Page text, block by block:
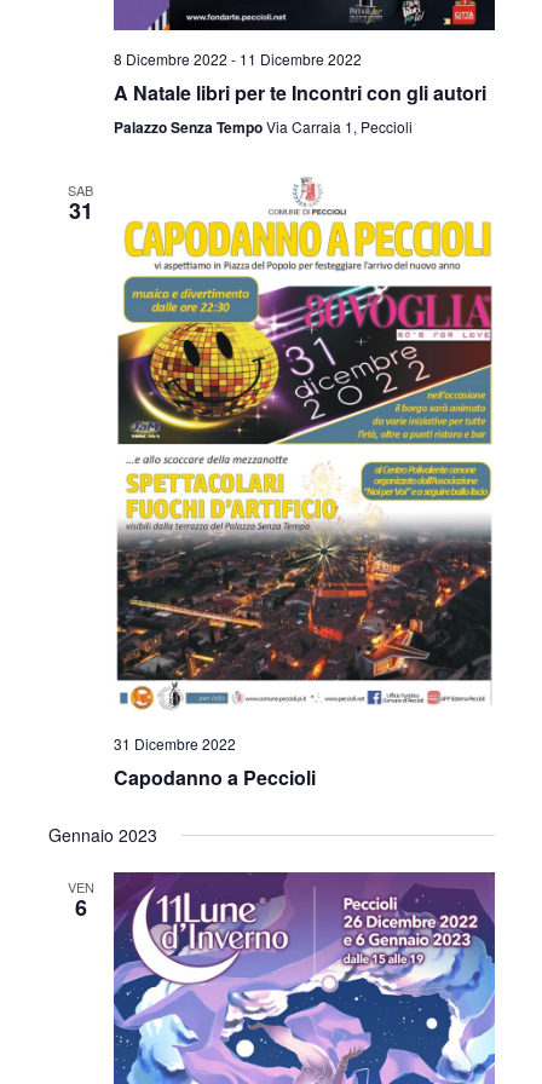
8 Dicembre 2022 - 11 Dicembre 2022
A Natale libri per te Incontri con gli autori
Palazzo Senza TempoVia Carraia 1, Peccioli
SAB
31
31 Dicembre 2022
Capodanno a Peccioli
Gennaio 2023
VEN
6